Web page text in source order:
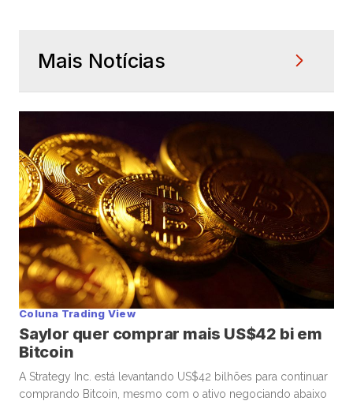
Mais Notícias
Coluna Trading View
Saylor quer comprar mais US$42 bi em
Bitcoin
A Strategy Inc. está levantando US$42 bilhões para continuar
comprando Bitcoin, mesmo com o ativo negociando abaixo